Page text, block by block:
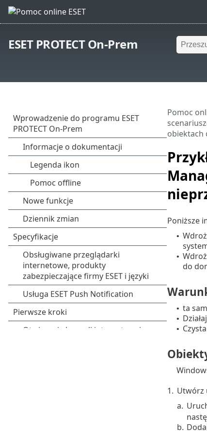
ESET PROTECT On-Prem
Pomoc
obiektach
Poniższe
•
•
do
• ta
•
•
1. Utwórz
a.
b.